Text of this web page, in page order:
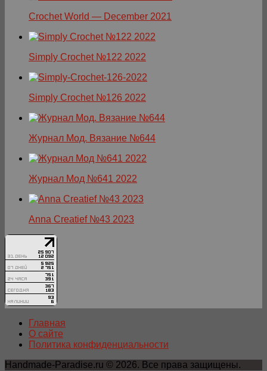
Crochet World — December 2021
Simply Crochet №122 2022
Simply Crochet №126 2022
Журнал Мод. Вязание №644
Журнал Мод №641 2022
Anna Creatief №43 2023
Главная
О сайте
Политика конфиденциальности
Handmade-Paradise.ru © 2026. Все права защищены.